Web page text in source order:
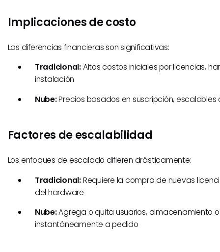
Implicaciones de costo
Las diferencias financieras son significativas:
Tradicional:Altos costos iniciales por licencias,
instalación
Nube:Precios basados en suscripción, escalables
Factores de escalabilidad
Los enfoques de escalado difieren drásticamente:
Tradicional:Requiere la compra de nuevas
del hardware
Nube:Agrega o quita usuarios, almacenamiento
instantáneamente a pedido